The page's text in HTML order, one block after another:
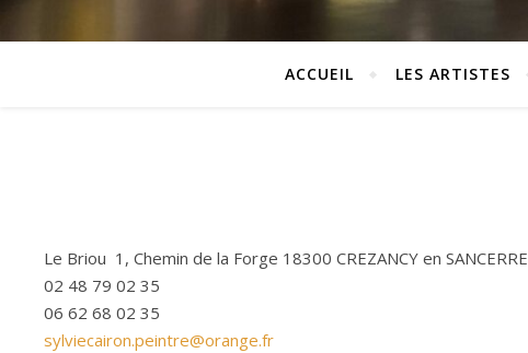
ACCUEIL LES ARTISTES
Le Briou 1, Chemin de la Forge 18300 CREZANCY en SANCERRE
02 48 79 02 35
06 62 68 02 35
sylviecairon.peintre@orange.fr